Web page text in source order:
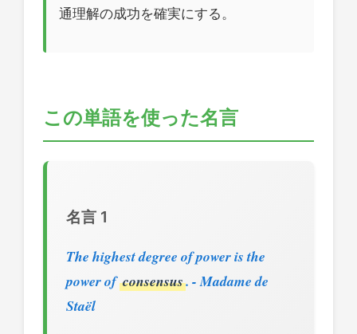
通理解の成功を確実にする。
この単語を使った名言
名言 1
The highest degree of power is the
power of consensus. - Madame de
Staël